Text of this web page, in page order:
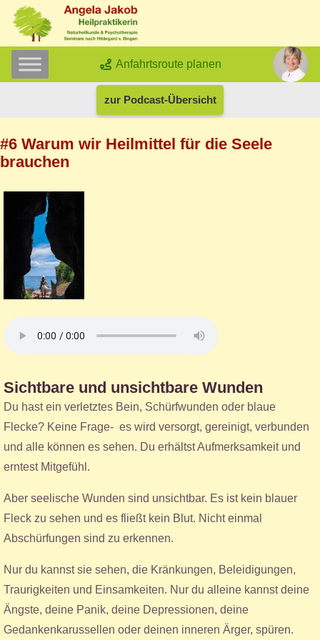
Anfahrtsroute planen
zur Podcast-Übersicht
#6 Warum wir Heilmittel für die Seele
brauchen
Sichtbare und unsichtbare Wunden
Du hast ein verletztes Bein, Schürfwunden oder blaue
Flecke? Keine Frage- es wird versorgt, gereinigt, verbunden
und alle können es sehen. Du erhältst Aufmerksamkeit und
erntest Mitgefühl.
Aber seelische Wunden sind unsichtbar. Es ist kein blauer
Fleck zu sehen und es fließt kein Blut. Nicht einmal
Abschürfungen sind zu erkennen.
Nur du kannst sie sehen, die Kränkungen, Beleidigungen,
Traurigkeiten und Einsamkeiten. Nur du alleine kannst deine
Ängste, deine Panik, deine Depressionen, deine
Gedankenkarussellen oder deinen inneren Ärger, spüren.